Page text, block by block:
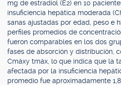
mg de estradiol (E2) en 10
insuficiencia hepática moderada
sanas ajustadas por edad, peso e
perfiles promedios de
fueron comparables en los dos
fases de absorción y distribución,
Cmáxy tmáx, lo que indica que la
afectada por la insuficiencia
promedio fue aproximadamente